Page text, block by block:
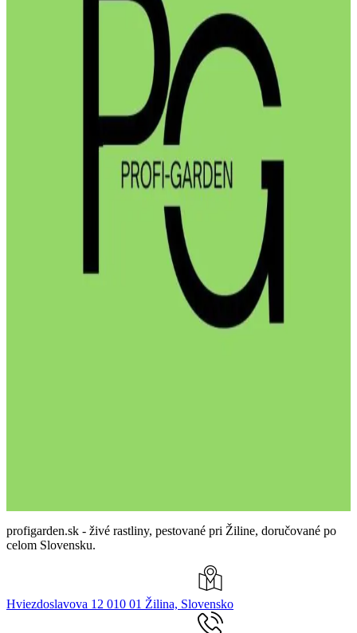
profigarden.sk - živé rastliny, pestované pri Žiline, doručované po
celom Slovensku.
Hviezdoslavova 12 010 01 Žilina, Slovensko